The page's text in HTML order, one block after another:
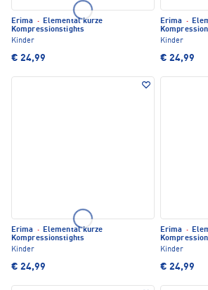
Erima · Elemental kurze
Kompressionstights
Kinder
€ 24,99
Erima ·
Kinder
€ 24,99
Erima · Elemental kurze
Kompressionstights
Kinder
€ 24,99
Erima ·
Kinder
€ 24,99